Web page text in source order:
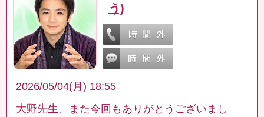
う)
2026/05/04(月) 18:55
大野先生、また今回もありがとうございまし